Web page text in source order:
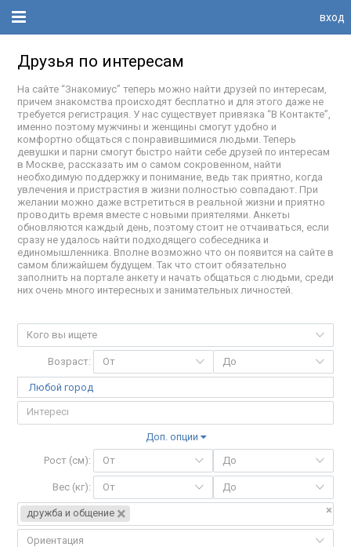
вход
Друзья по интересам
На сайте “Знакомиус” теперь можно найти друзей по интересам,
причем знакомства происходят бесплатно и для этого даже не
требуется регистрация. У нас существует привязка “В Контакте”,
именно поэтому мужчины и женщины смогут удобно и
комфортно общаться с понравившимися людьми. Теперь
девушки и парни смогут быстро найти себе друзей по интересам
в Москве, рассказать им о самом сокровенном, найти
необходимую поддержку и понимание, ведь так приятно, когда
увлечения и пристрастия в жизни полностью совпадают. При
желании можно даже встретиться в реальной жизни и приятно
проводить время вместе с новыми приятелями. Анкеты
обновляются каждый день, поэтому стоит не отчаиваться, если
сразу не удалось найти подходящего собеседника и
единомышленника. Вполне возможно что он появится на сайте в
самом ближайшем будущем. Так что стоит обязательно
заполнить на портале анкету и начать общаться с людьми, среди
них очень много интересных и занимательных личностей.
Кого вы ищете
Возраст: До
От
Любой город
Доп. опции
Рост (см):
До
От
Вес (кг): До
От
×
дружба и общение ×
Ориентация